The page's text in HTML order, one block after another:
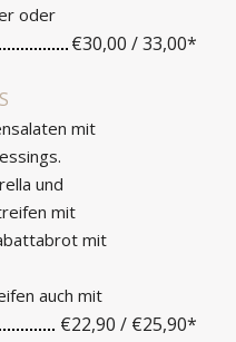
oder
€30,00 / 33,00*
mit
und
mit
mit
auch mit
€22,90 / €25,90*